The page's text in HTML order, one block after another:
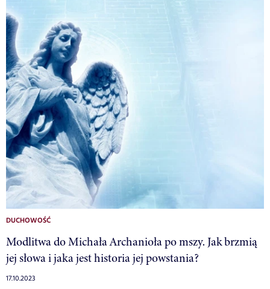
DUCHOWOŚĆ
Modlitwa do Michała Archanioła po mszy. Jak brzmią
jej słowa i jaka jest historia jej powstania?
17.10.2023